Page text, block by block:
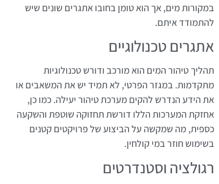
במקורות מים, אך הוא טומן בחובו אתגרים שונים שיש
להתמודד איתם.
אתגרים טכנולוגיים
תהליך טיהור המים הוא מורכב ודורש טכנולוגיות
מתקדמות. במגזר הפרטי, לא תמיד יש את המשאבים או
את הידע הנדרש להקים מערכת טיהור יעילה. כמו כן,
אחזקת המערכות הללו דורשת תחזוקה שוטפת והשקעה
כספית, מה שמקשה על הביצוע של פרויקטים קטנים
בשימוש חוזר במי קולחין.
רגולציה וסטנדרטים